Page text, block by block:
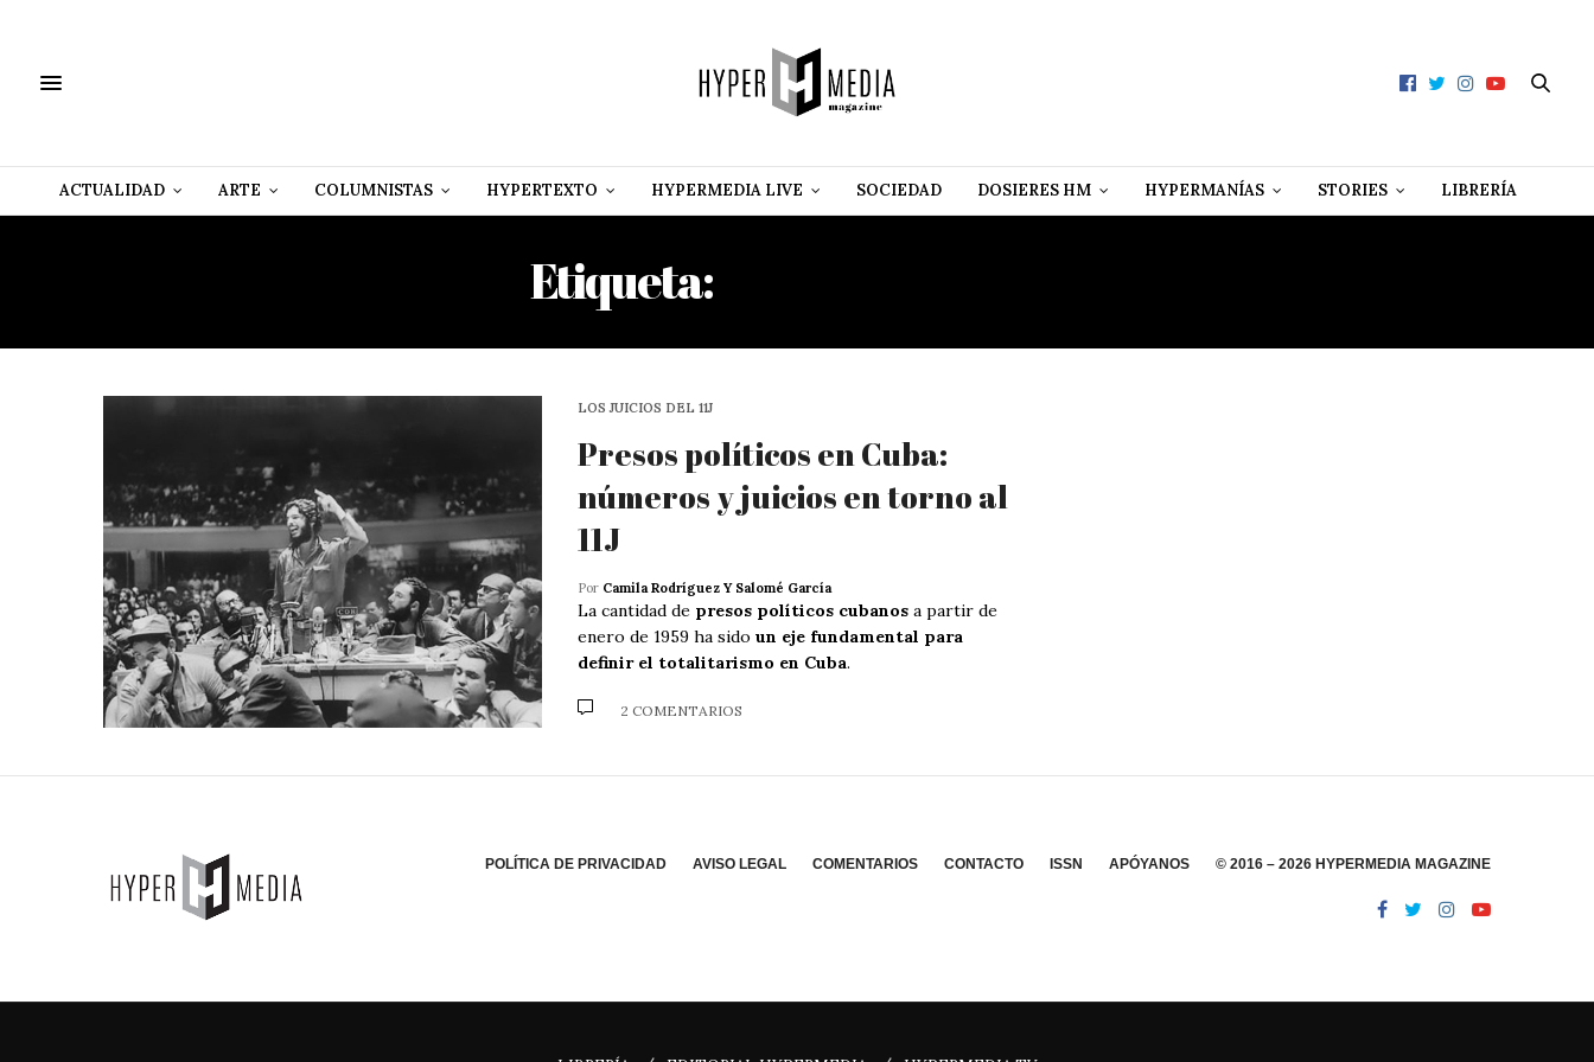
ACTUALIDAD ARTE COLUMNISTAS HYPERTEXTO HYPERMEDIA LIVE SOCIEDAD DOSIERES HM HYPERMANÍAS STORIES LIBRERÍA
Etiqueta:
LOS JUICIOS DEL 11J
Presos políticos en Cuba:
números y juicios en torno al
11J
Por Camila Rodríguez Y Salomé García
La cantidad de presos políticos cubanos a partir de
enero de 1959 ha sido un eje fundamental para
definir el totalitarismo en Cuba.
2 COMENTARIOS
POLÍTICA DE PRIVACIDAD AVISO LEGAL COMENTARIOS CONTACTO ISSN APÓYANOS © 2016 – 2026 HYPERMEDIA MAGAZINE